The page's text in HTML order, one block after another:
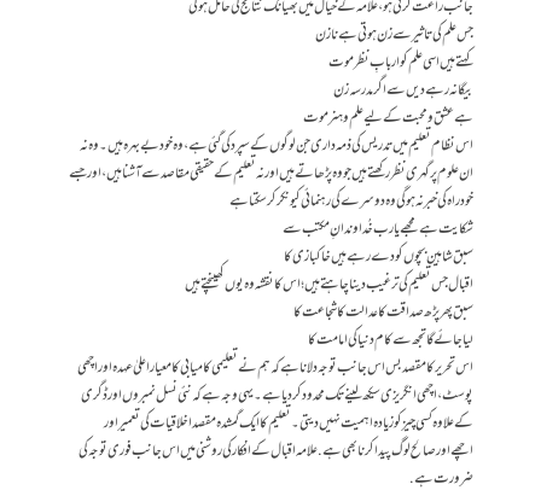
جانب راغت کرتی ہو، علامہ کے خیال میں بھیانک نتائج کی حامل ہوگی
جس علم کی تاثیر سے زن ہوتی ہے نازن
کہتے ہیں اسی علم کو اربابِ نظر موت
بیگانہ رہے دیں سے اگر مدرسہ زن
ہے عشق و محبت کے لیے علم و ہنر موت
اس نظام تعلیم میں تدریس کی ذمہ داری جن لوگوں کے سپرد کی گئی ہے، وہ خود بےبہرہ ہیں۔ وہ نہ
ان علوم پر گہری نظر رکھتے ہیں جو وہ پڑھاتے ہیں اور نہ تعلیم کے حقیقی مقاصد سے آشنا ہیں، اور جسے
خود راہ کی خبر نہ ہوگی وہ دوسرے کی رہنمائی کیونکر کر سکتا ہے
شکایت ہے مجھے یا رب خُداوندانِ مکتب سے
سبق شاہین بچوں کو دے رہے ہیں خاکبازی کا
اقبال جس تعلیم کی ترغیب دینا چاہتے ہیں؛ اس کا نقشہ وہ یوں کھینچتے ہیں
سبق پھر پڑھ صداقت کا عدالت کا شجاعت کا
لیا جائے گا تجھ سے کا م دنیا کی امامت کا
اس تحریر کا مقصد بس اس جانب توجہ دلانا ہے کہ ہم نے تعلیمی کامیابی کا معیار اعلیٰ عہدہ اور اچھی
پوسٹ، اچھی انگریزی سیکھ لینے تک محدود کر دیا ہے۔ یہی وجہ ہے کہ نئی نسل نمبروں اور ڈگری
کے علاوہ کسی چیز کو زیادہ اہمیت نہیں دیتی۔ تعلیم کا ایک گمشدہ مقصد اخلاقیات کی تعمیر اور
اچھےاور صالح لوگ پیدا کرنا بھی ہے. علامہ اقبال کے افکار کی روشنی میں اس جانب فوری توجہ کی
ضرورت ہے.